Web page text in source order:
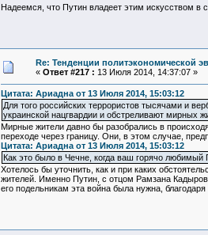
Надеемся, что Путин владеет этим искусством в
Re: Тенденции политэкономической
« Ответ #217 : 13 Июля 2014, 14:37:07 »
Цитата: Ариадна от 13 Июля 2014, 15:03:12
Для того российских террористов тысячами и
украинской нацгвардии и обстреливают мирных
Мирные жители давно бы разобрались в
переходе через границу. Они, в этом случае,
Цитата: Ариадна от 13 Июля 2014, 15:03:12
Как это было в Чечне, когда ваш горячо
Хотелось бы уточнить, как и при каких
жителей. Именно Путин, с отцом Рамзана
его подельникам эта война была нужна,